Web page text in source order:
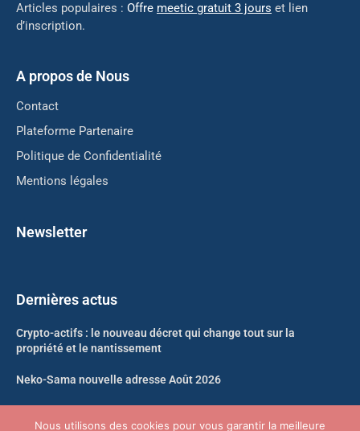
Articles populaires : Offre meetic gratuit 3 jours et lien
d’inscription.
A propos de Nous
Contact
Plateforme Partenaire
Politique de Confidentialité
Mentions légales
Newsletter
Dernières actus
Crypto-actifs : le nouveau décret qui change tout sur la
propriété et le nantissement
Neko-Sama nouvelle adresse Août 2026
Nous utilisons des cookies pour vous garantir la meilleure